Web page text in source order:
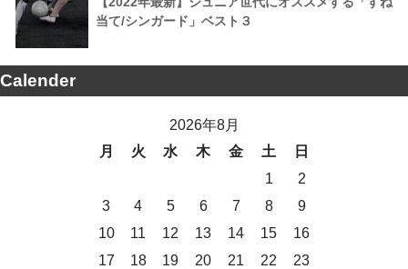
当て/シンガード」ベスト３
Calender
2026年8月
月
火 水 木 金 土
日
1
2
3
4 5 6 7 8
9
10
11 12 13 14 15
16
17
18 19 20 21 22
23